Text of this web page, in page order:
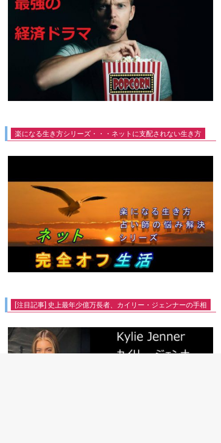
楽になる生き方シリーズ・・・ネットに支配されない生き方
[注目記事] 史上最年少億万長者、カイリー・ジェンナーの手相